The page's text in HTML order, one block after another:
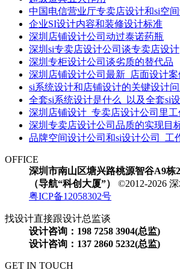
中国电信营业厅专卖店设计和si空
企业SI设计内容和装修设计标准
深圳店铺设计公司动过泰诺药瓶
深圳si专卖店设计公司谈专卖店设计
深圳专柜设计公司谈劣质的替代品
深圳店铺设计公司最新_店面设计案
si系统设计和店铺设计的关键设计
全套si系统设计是什么_以及全套si
深圳店铺设计_专卖店设计公司里工
深圳专卖店设计公司品质的实现目
品牌空间设计公司和si设计公司_工
OFFICE
深圳市南山区塘兴路桃源智谷A9栋
（导航“科创大厦”）
©2012-2026
粤ICP备12058302号
找设计直接跟设计总监谈
设计咨询：198 7258 3904(总监)
设计咨询：137 2860 5232(总监)
GET IN TOUCH